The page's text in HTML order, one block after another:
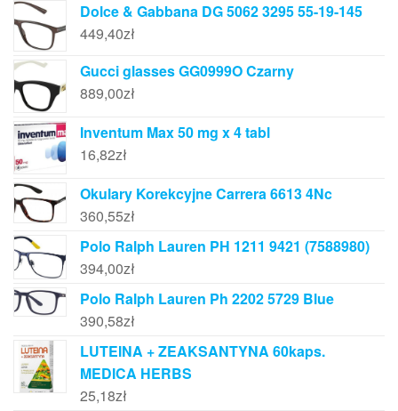
Dolce & Gabbana DG 5062 3295 55-19-145
449,40zł
Gucci glasses GG0999O Czarny
889,00zł
Inventum Max 50 mg x 4 tabl
16,82zł
Okulary Korekcyjne Carrera 6613 4Nc
360,55zł
Polo Ralph Lauren PH 1211 9421 (7588980)
394,00zł
Polo Ralph Lauren Ph 2202 5729 Blue
390,58zł
LUTEINA + ZEAKSANTYNA 60kaps.
MEDICA HERBS
25,18zł